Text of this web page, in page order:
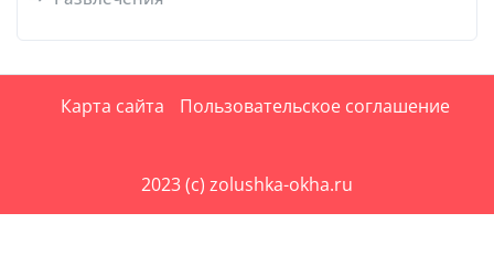
Карта сайта Пользовательское соглашение
2023 (c) zolushka-okha.ru